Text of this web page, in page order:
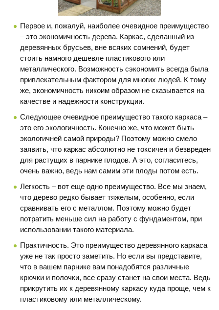
Первое и, пожалуй, наиболее очевидное преимущество
– это экономичность дерева. Каркас, сделанный из
деревянных брусьев, вне всяких сомнений, будет
стоить намного дешевле пластикового или
металлического. Возможность сэкономить всегда была
привлекательным фактором для многих людей. К тому
же, экономичность никоим образом не сказывается на
качестве и надежности конструкции.
Следующее очевидное преимущество такого каркаса –
это его экологичность. Конечно же, что может быть
экологичней самой природы? Поэтому можно смело
заявить, что каркас абсолютно не токсичен и безвреден
для растущих в парнике плодов. А это, согласитесь,
очень важно, ведь нам самим эти плоды потом есть.
Легкость – вот еще одно преимущество. Все мы знаем,
что дерево редко бывает тяжелым, особенно, если
сравнивать его с металлом. Поэтому можно будет
потратить меньше сил на работу с фундаментом, при
использовании такого материала.
Практичность. Это преимущество деревянного каркаса
уже не так просто заметить. Но если вы представите,
что в вашем парнике вам понадобятся различные
крючки и полочки, все сразу станет на свои места. Ведь
прикрутить их к деревянному каркасу куда проще, чем к
пластиковому или металлическому.